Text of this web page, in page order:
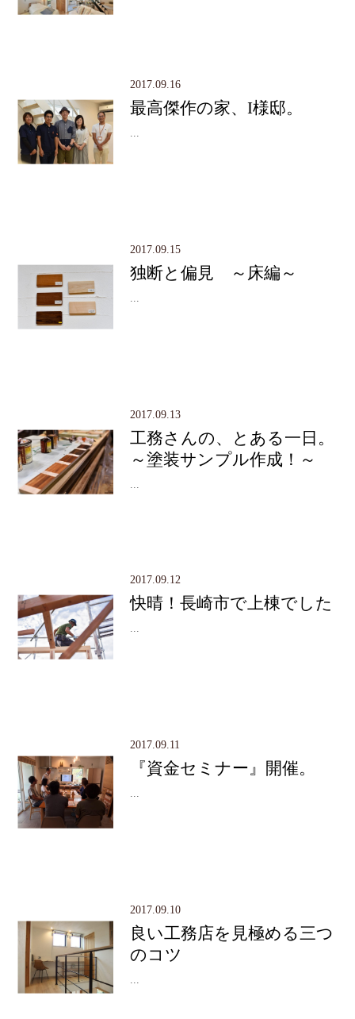
2017.09.16
最高傑作の家、I様邸。
2017.09.15
独断と偏見 ～床編～
2017.09.13
工務さんの、とある一日。
～塗装サンプル作成！～
2017.09.12
快晴！長崎市で上棟でした
2017.09.11
『資金セミナー』開催。
2017.09.10
良い工務店を見極める三つ
のコツ